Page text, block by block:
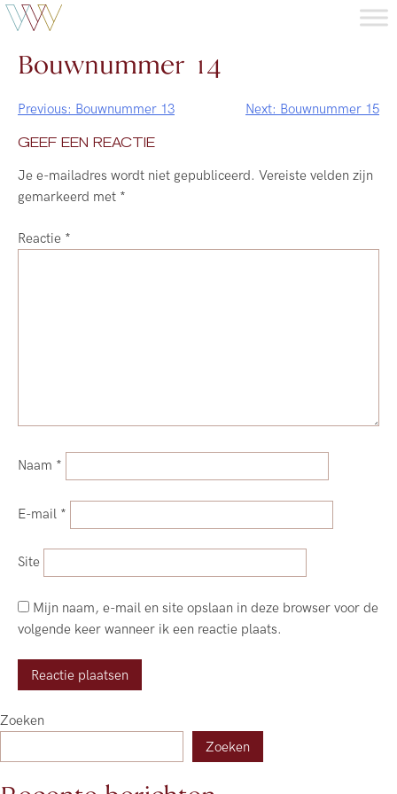
Bouwnummer 14
Previous: Bouwnummer 13 Next: Bouwnummer 15
GEEF EEN REACTIE
Je e-mailadres wordt niet gepubliceerd. Vereiste velden zijn
gemarkeerd met *
Reactie *
Naam *
E-mail *
Site
Mijn naam, e-mail en site opslaan in deze browser voor de
volgende keer wanneer ik een reactie plaats.
Zoeken
Zoeken